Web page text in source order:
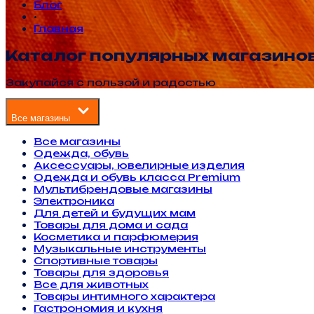
Блог
•
Главная
Каталог популярных
Закупайся с пользой и радостью
Все магазины
Все магазины
Одежда, обувь
Аксессуары, ювелирные изделия
Одежда и обувь класса Premium
Мультибрендовые магазины
Электроника
Для детей и будущих мам
Товары для дома и сада
Косметика и парфюмерия
Музыкальные инструменты
Спортивные товары
Товары для здоровья
Все для животных
Товары интимного характера
Гастрономия и кухня